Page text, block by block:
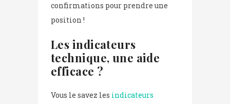
confirmations pour prendre une
position !
Les indicateurs
technique, une aide
efficace ?
Vous le savez les indicateurs